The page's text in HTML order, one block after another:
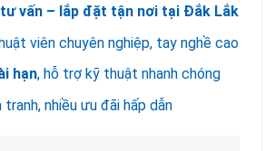
vấn – lắp đặt tận nơi tại Đắk Lắk
viên chuyên nghiệp, tay nghề cao
hạn, hỗ trợ kỹ thuật nhanh chóng
tranh, nhiều ưu đãi hấp dẫn